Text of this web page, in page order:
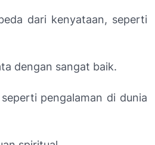
dari kenyataan, seperti
dengan sangat baik.
pengalaman di dunia